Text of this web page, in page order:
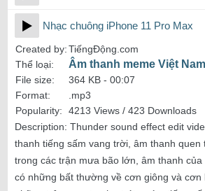
Nhạc chuông iPhone 11 Pro Max
Created by:TiếngĐộng.com
Thể loại:
Âm thanh meme Việt Nam
File size: 364 KB - 00:07
Format:
.mp3
Popularity:
4213 Views / 423 Downloads
Description: Thunder sound effect edit
thanh tiếng sấm vang trời, âm thanh quen
trong các trận mưa bão lớn, âm thanh
có những bất thường về cơn giông và cơn